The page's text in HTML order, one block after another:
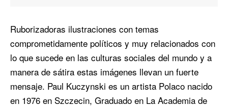
Ruborizadoras ilustraciones con temas
comprometidamente políticos y muy relacionados con
lo que sucede en las culturas sociales del mundo y a
manera de sátira estas imágenes llevan un fuerte
mensaje. Paul Kuczynski es un artista Polaco nacido
en 1976 en Szczecin, Graduado en La Academia de